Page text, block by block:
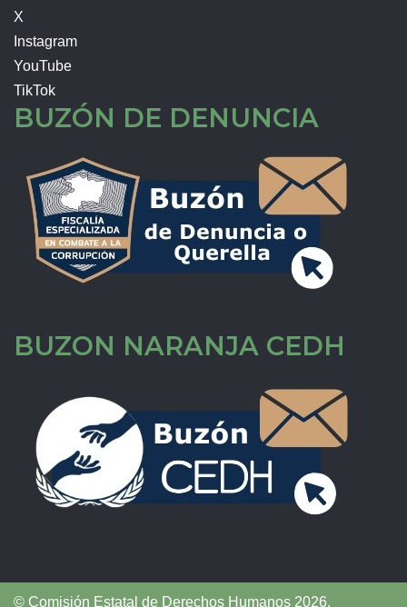
X
Instagram
YouTube
TikTok
BUZÓN DE DENUNCIA
BUZON NARANJA CEDH
© Comisión Estatal de Derechos Humanos 2026,